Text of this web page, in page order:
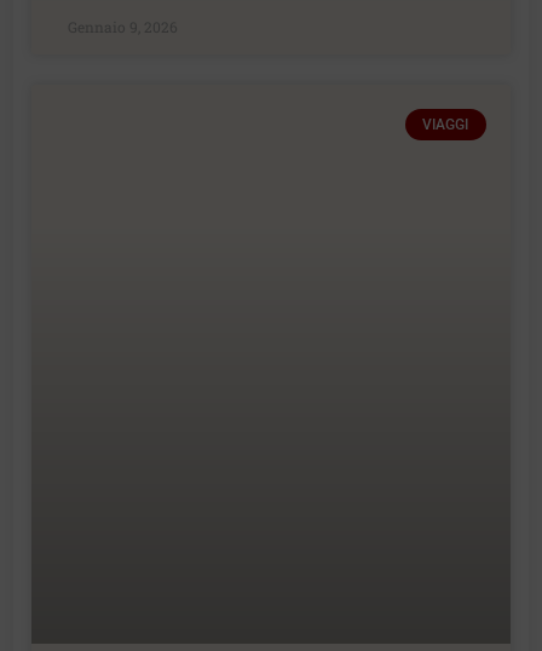
Gennaio 9, 2026
VIAGGI